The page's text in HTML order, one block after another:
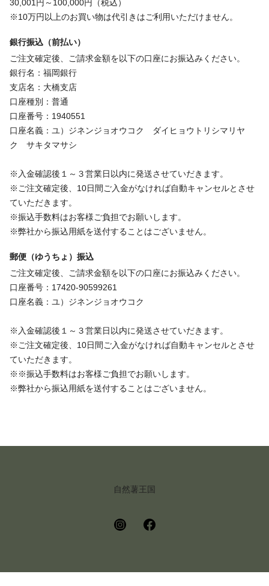
30,001円～100,000円（税込）
※10万円以上のお買い物は代引きはご利用いただけません。
銀行振込（前払い）
ご注文確定後、ご請求金額を以下の口座にお振込みください。
銀行名：福岡銀行
支店名：大橋支店
口座種別：普通
口座番号：1940551
口座名義：ユ）ジネンジョオウコク ダイヒョウトリシマリヤ
ク サキタマサシ
※入金確認後１～３営業日以内に発送させていだきます。
※ご注文確定後、10日間ご入金がなければ自動キャンセルとさせ
ていただきます。
※振込手数料はお客様ご負担でお願いします。
※弊社から振込用紙を送付することはございません。
郵便（ゆうちょ）振込
ご注文確定後、ご請求金額を以下の口座にお振込みください。
口座番号：17420-90599261
口座名義：ユ）ジネンジョオウコク
※入金確認後１～３営業日以内に発送させていだきます。
※ご注文確定後、10日間ご入金がなければ自動キャンセルとさせ
ていただきます。
※※振込手数料はお客様ご負担でお願いします。
※弊社から振込用紙を送付することはございません。
自然薯王国